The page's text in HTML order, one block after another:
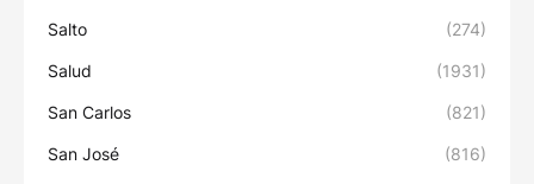
Salto (274)
Salud (1931)
San Carlos (821)
San José (816)